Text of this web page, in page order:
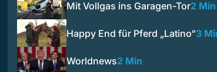
Mit Vollgas ins Garagen-Tor2 Min
Happy End für Pferd „Latino“3
Worldnews2 Min